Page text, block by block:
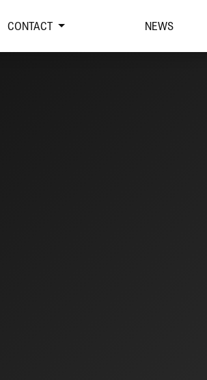
CONTACT NEWS